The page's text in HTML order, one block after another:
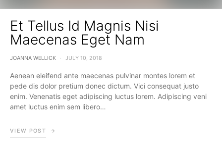
Et Tellus Id Magnis Nisi
Maecenas Eget Nam
JOANNA WELLICK JULY 10, 2018
Aenean eleifend ante maecenas pulvinar montes lorem et
pede dis dolor pretium donec dictum. Vici consequat justo
enim. Venenatis eget adipiscing luctus lorem. Adipiscing veni
amet luctus enim sem libero…
VIEW POST